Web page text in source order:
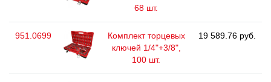
68 шт.
951.0699
Комплект торцевых
ключей 1/4"+3/8",
100 шт.
19 589.76 руб.